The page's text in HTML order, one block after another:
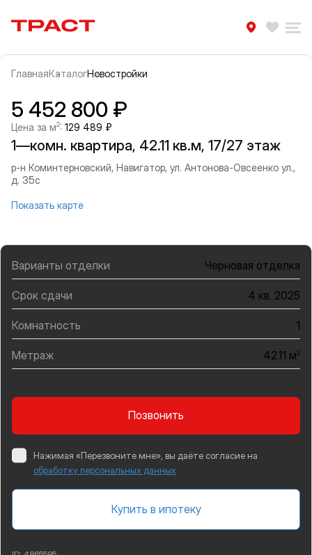
Траст | Служба недвижимости
ГлавнаяКаталогНовостройки
Информация об объекте
Галерея
5 452 800 ₽
Цена за м2: 129 489 ₽
1—комн. квартира, 42.11 кв.м, 17/27 этаж
р-н Коминтерновский, Навигатор, ул. Антонова-Овсеенко ул.,
д. 35с
Показать карте
Варианты отделки Черновая отделка
Срок сдачи 4 кв. 2025
Комнатность 1
Метраж 42.11 м2
Позвонить
Нажимая «Перезвоните мне», вы даёте согласие на
обработку персональных данных
Купить в ипотеку